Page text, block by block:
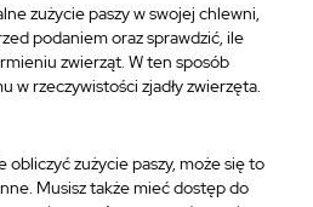
zużycie paszy w swojej chlewni,
podaniem oraz sprawdzić, ile
zwierząt. W ten sposób
w rzeczywistości zjadły zwierzęta.
obliczyć zużycie paszy, może się to
Musisz także mieć dostęp do